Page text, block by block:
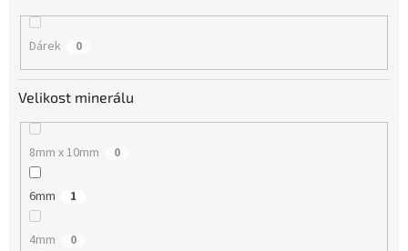
Dárek 0
Velikost minerálu
8mm x 10mm 0
6mm 1
4mm 0